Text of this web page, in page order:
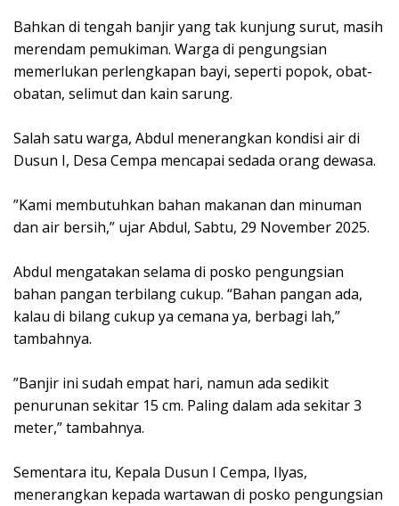
Bahkan di tengah banjir yang tak kunjung surut, masih
merendam pemukiman. Warga di pengungsian
memerlukan perlengkapan bayi, seperti popok, obat-
obatan, selimut dan kain sarung.
‎Salah satu warga, Abdul menerangkan kondisi air di
Dusun I, Desa Cempa mencapai sedada orang dewasa.
‎”Kami membutuhkan bahan makanan dan minuman
dan air bersih,” ujar Abdul, Sabtu, 29 November 2025.
‎Abdul mengatakan selama di posko pengungsian
bahan pangan terbilang cukup. “Bahan pangan ada,
kalau di bilang cukup ya cemana ya, berbagi lah,”
tambahnya.
‎”Banjir ini sudah empat hari, namun ada sedikit
penurunan sekitar 15 cm. Paling dalam ada sekitar 3
meter,” tambahnya.
‎Sementara itu, Kepala Dusun I Cempa, Ilyas,
menerangkan kepada wartawan di posko pengungsian